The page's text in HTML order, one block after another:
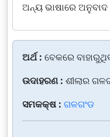
ଅନ୍ୟ ଭାଷାରେ ଅନୁବାଦ
ଅର୍ଥ : ବେକରେ
ଉଦାହରଣ : ଶୀଲାର
ସମକକ୍ଷ : ଗଳଗଂଡ